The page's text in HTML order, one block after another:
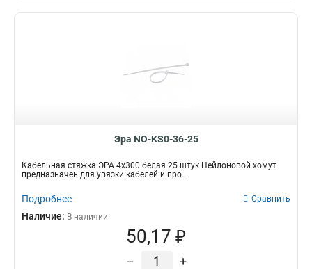
Эра NO-KS0-36-25
Кабельная стяжка ЭРА 4x300 белая 25 штук Нейлоновой хомут
предназначен для увязки кабелей и про...
Подробнее Сравнить
Наличие: В наличии
50,17 ₽
– +